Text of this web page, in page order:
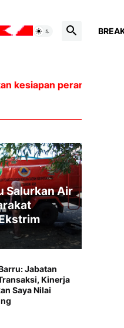
dan biaya
Salurkan Air
Jabatan
Kinerja
Saya Nilai